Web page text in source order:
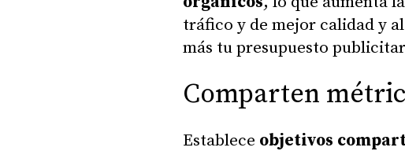
tráfico y de mejor calidad y
más tu presupuesto
Comparten
Establece objetivos